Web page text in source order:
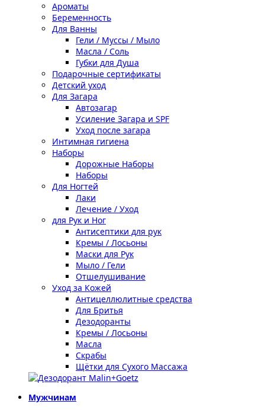
Ароматы
Беременность
Для Ванны
Гели / Муссы / Мыло
Масла / Соль
Губки для Душа
Подарочные сертификаты
Детский уход
Для Загара
Автозагар
Усиление Загара и SPF
Уход после загара
Интимная гигиена
Наборы
Дорожные Наборы
Наборы
Для Ногтей
Лаки
Лечение / Уход
для Рук и Ног
Антисептики для рук
Кремы / Лосьоны
Маски для Рук
Мыло / Гели
Отшелушивание
Уход за Кожей
Антицеллюлитные средства
Для Бритья
Дезодоранты
Кремы / Лосьоны
Масла
Скрабы
Щётки для Сухого Массажа
Мужчинам